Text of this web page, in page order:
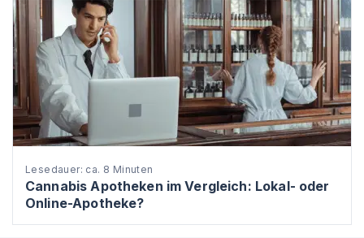
Lesedauer: ca. 8 Minuten
Cannabis Apotheken im Vergleich: Lokal- oder
Online-Apotheke?